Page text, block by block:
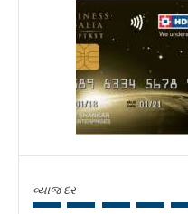
વ્યાજ દર